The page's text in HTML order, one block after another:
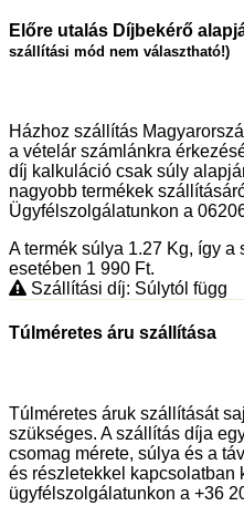
Előre utalás Díjbekérő
szállítási mód nem választható!)
Házhoz szállítás
a vételár számlánkra
díj kalkuláció csak súly
nagyobb termékek
Ügyfélszolgálatunkon a
A termék súlya 1.27 Kg, így a
esetében 1 990 Ft.
Szállítási díj: Súlytól függ
Túlméretes áru szállítása
Túlméretes áruk szállítását
szükséges. A szállítás díja
csomag mérete, súlya és a
és részletekkel kapcsolatban
ügyfélszolgálatunkon a +36